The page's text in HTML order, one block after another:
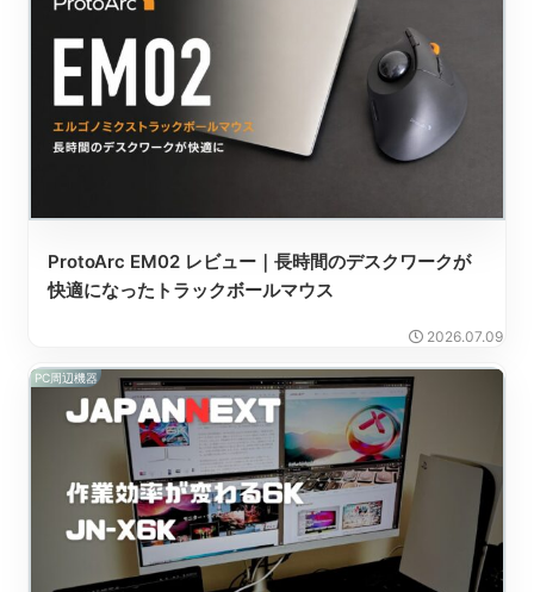
ProtoArc EM02 レビュー｜長時間のデスクワークが
快適になったトラックボールマウス
2026.07.09
PC周辺機器